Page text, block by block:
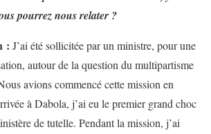
pourrez nous relater ?
: J’ai été sollicitée par un ministre, pour une
autour de la question du multipartisme
avions commencé cette mission en
à Dabola, j’ai eu le premier grand choc
de tutelle. Pendant la mission, j’ai